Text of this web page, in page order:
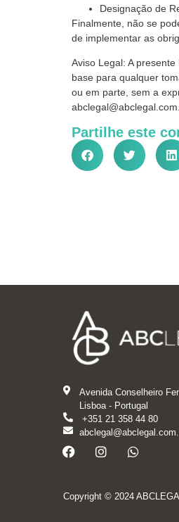
Designação de
Finalmente, não se
de implementar as
Aviso Legal: A
base para qualquer
ou em parte, sem a
Partilhe este
Avenida Conselheiro
Lisboa - Portugal
+351 21 358 44 80
Copyright © 2024